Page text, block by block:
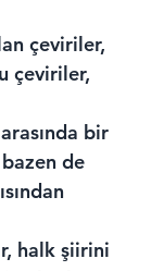
çeviriler,
çeviriler,
bir
bazen de
halk şiirini